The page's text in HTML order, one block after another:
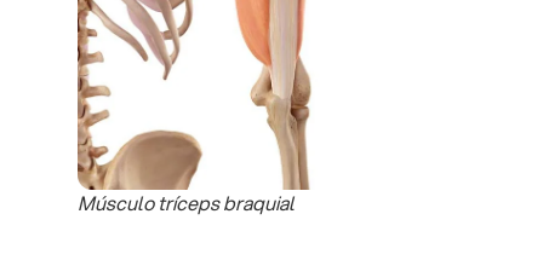
Músculo tríceps braquial